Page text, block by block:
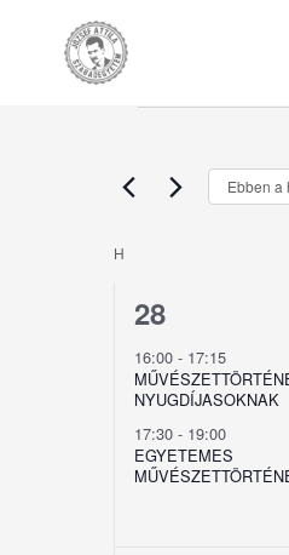
Ebben a
Események
H
2
esemény,
28
16:00 - 17:15
NYUGDÍJASOKNAK
17:30 - 19:00
EGYETEMES